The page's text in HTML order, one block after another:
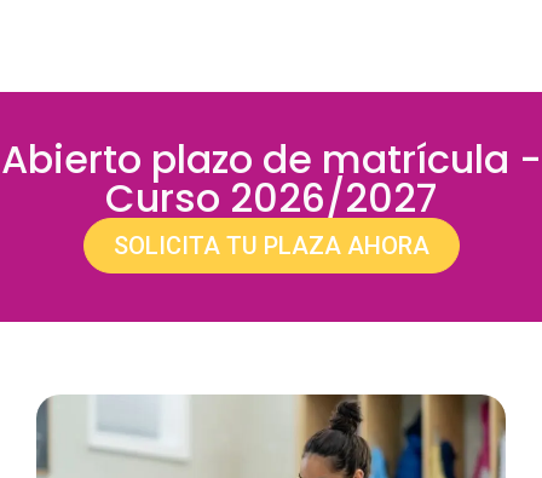
Abierto plazo de matrícula -
Curso 2026/2027
SOLICITA TU PLAZA AHORA